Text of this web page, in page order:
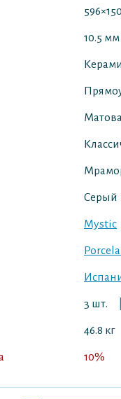
10.5 мм
Серый
Mystic
3 шт.
46.8 кг
10%